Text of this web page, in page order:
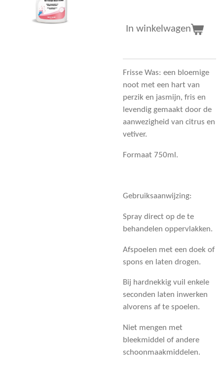
In winkelwagen
Frisse Was: een bloemige
noot met een hart van
perzik en jasmijn, fris en
levendig gemaakt door de
aanwezigheid van citrus en
vetiver.
Formaat 750ml.
Gebruiksaanwijzing:
Spray direct op de te
behandelen oppervlakken.
Afspoelen met een doek of
spons en laten drogen.
Bij hardnekkig vuil enkele
seconden laten inwerken
alvorens af te spoelen.
Niet mengen met
bleekmiddel of andere
schoonmaakmiddelen.